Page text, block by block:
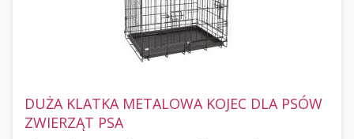
DUŻA KLATKA METALOWA KOJEC DLA PSÓW
ZWIERZĄT PSA